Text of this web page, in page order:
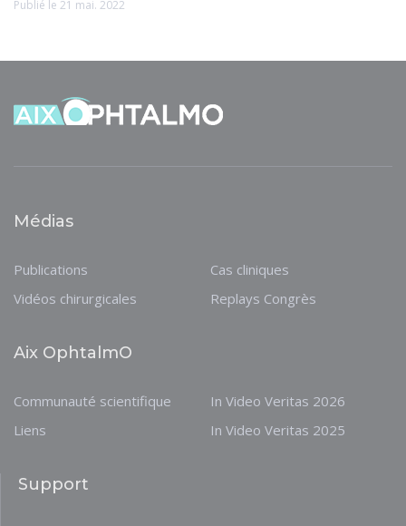
Publié le 21 mai. 2022
Médias
Publications
Vidéos chirurgicales
Cas cliniques
Replays Congrès
Aix OphtalmO
Communauté scientifique
Liens
In Video Veritas 2026
In Video Veritas 2025
Support